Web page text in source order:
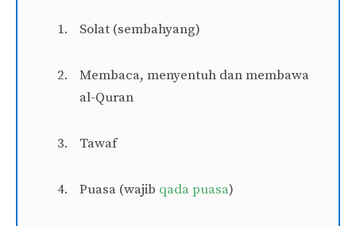
Solat (sembahyang)
Membaca, menyentuh dan membawa
al-Quran
Tawaf
Puasa (wajib qada puasa)